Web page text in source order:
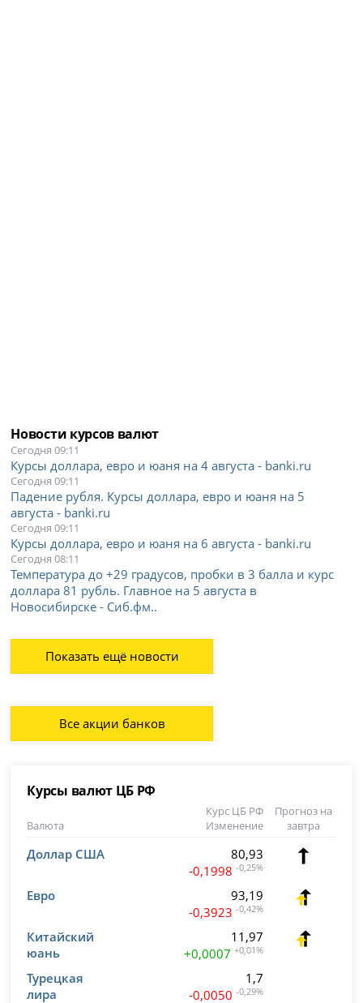
Новости курсов валют
Сегодня 09:11
Курсы доллара, евро и юаня на 4 августа - banki.ru
Сегодня 09:11
Падение рубля. Курсы доллара, евро и юаня на 5
августа - banki.ru
Сегодня 09:11
Курсы доллара, евро и юаня на 6 августа - banki.ru
Сегодня 08:11
Температура до +29 градусов, пробки в 3 балла и курс
доллара 81 рубль. Главное на 5 августа в
Новосибирске - Сиб.фм..
Показать ещё новости
Все акции банков
Курсы валют ЦБ РФ
Валюта
Курс ЦБ РФ
Изменение
Прогноз на
завтра
Доллар США
80,93
-0,1998 -0,25%
Евро
93,19
-0,3923 -0,42%
Китайский
юань
11,97
+0,0007 +0,01%
Турецкая
лира
1,7
-0,0050 -0,29%